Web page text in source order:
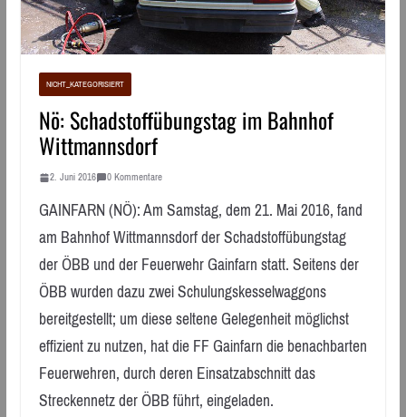
NICHT_KATEGORISIERT
Nö: Schadstoffübungstag im Bahnhof
Wittmannsdorf
2. Juni 2016 0 Kommentare
GAINFARN (NÖ): Am Samstag, dem 21. Mai 2016, fand
am Bahnhof Wittmannsdorf der Schadstoffübungstag
der ÖBB und der Feuerwehr Gainfarn statt. Seitens der
ÖBB wurden dazu zwei Schulungskesselwaggons
bereitgestellt; um diese seltene Gelegenheit möglichst
effizient zu nutzen, hat die FF Gainfarn die benachbarten
Feuerwehren, durch deren Einsatzabschnitt das
Streckennetz der ÖBB führt, eingeladen.